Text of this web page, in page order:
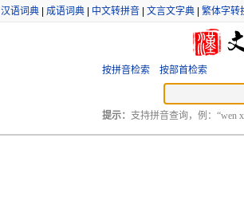
汉语词典 成语词典 中文转拼音 文言文字典 繁体字转
按拼音检索 按部首检索
提示： 支持拼音查询，例：“wen